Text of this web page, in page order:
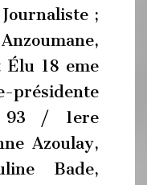
;
Élu 18 eme
présidente
93 / 1ere
Azoulay,
Bade,